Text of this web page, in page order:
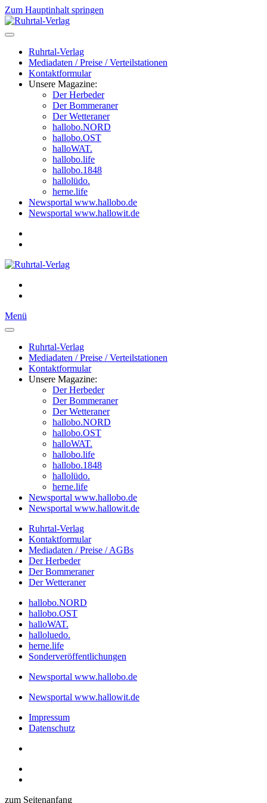
Zum Hauptinhalt springen
Ruhrtal-Verlag
Mediadaten / Preise / Verteilstationen
Kontaktformular
Unsere Magazine:
Der Herbeder
Der Bommeraner
Der Wetteraner
hallobo.NORD
hallobo.OST
halloWAT.
hallobo.life
hallobo.1848
hallolüdo.
herne.life
Newsportal www.hallobo.de
Newsportal www.hallowit.de
Menü
Ruhrtal-Verlag
Mediadaten / Preise / Verteilstationen
Kontaktformular
Unsere Magazine:
Der Herbeder
Der Bommeraner
Der Wetteraner
hallobo.NORD
hallobo.OST
halloWAT.
hallobo.life
hallobo.1848
hallolüdo.
herne.life
Newsportal www.hallobo.de
Newsportal www.hallowit.de
Ruhrtal-Verlag
Kontaktformular
Mediadaten / Preise / AGBs
Der Herbeder
Der Bommeraner
Der Wetteraner
hallobo.NORD
hallobo.OST
halloWAT.
halloluedo.
herne.life
Sonderveröffentlichungen
Newsportal www.hallobo.de
Newsportal www.hallowit.de
Impressum
Datenschutz
zum Seitenanfang